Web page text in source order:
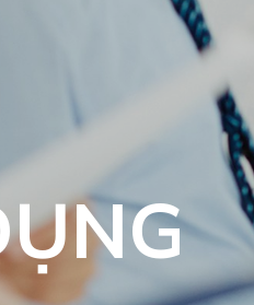
TÔN CÁCH NHIỆT
PHỤ KIỆN PANEL